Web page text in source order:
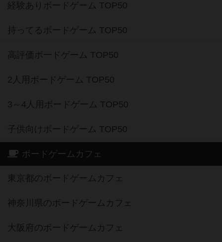
経験ありボードゲーム TOP50
持ってるボードゲーム TOP50
高評価ボードゲーム TOP50
2人用ボードゲーム TOP50
3～4人用ボードゲーム TOP50
子供向けボードゲーム TOP50
ボードゲームカフェ
東京都のボードゲームカフェ
神奈川県のボードゲームカフェ
大阪府のボードゲームカフェ